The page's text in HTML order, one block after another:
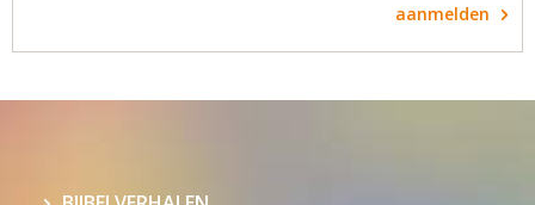
aanmelden